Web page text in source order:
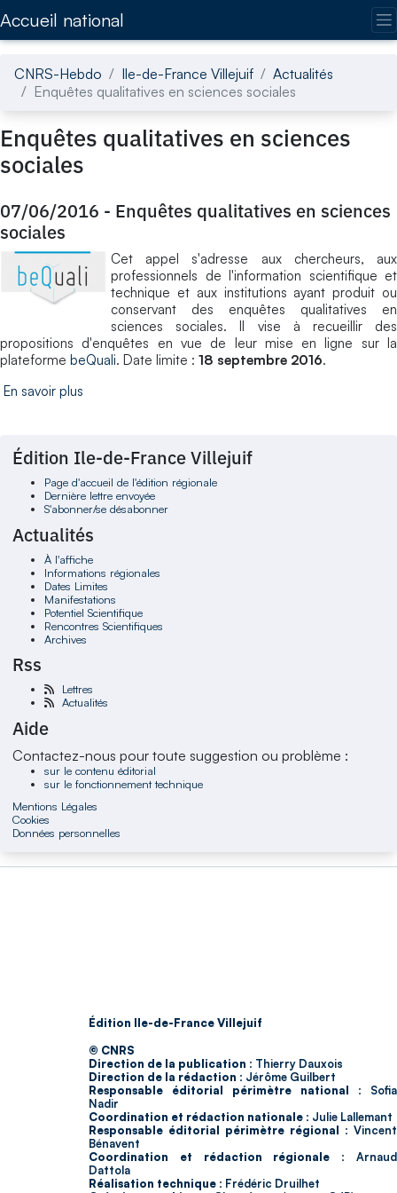
Accueil national
CNRS-Hebdo Ile-de-France Villejuif
Actualités
Enquêtes qualitatives en sciences sociales
Enquêtes qualitatives en sciences
sociales
07/06/2016 - Enquêtes qualitatives en sciences
sociales
Cet appel s'adresse aux chercheurs, aux
professionnels de l'information scientifique et
technique et aux institutions ayant produit ou
conservant des enquêtes qualitatives en
sciences sociales. Il vise à recueillir des
propositions d'enquêtes en vue de leur mise en ligne sur la
plateforme beQuali. Date limite : 18 septembre 2016.
En savoir plus
Édition Ile-de-France Villejuif
Page d'accueil de l'édition régionale
Dernière lettre envoyée
S'abonner/se désabonner
Actualités
À l'affiche
Informations régionales
Dates Limites
Manifestations
Potentiel Scientifique
Rencontres Scientifiques
Archives
Rss
Lettres
Actualités
Aide
Contactez-nous pour toute suggestion ou problème :
sur le contenu éditorial
sur le fonctionnement technique
Mentions Légales
Cookies
Données personnelles
Édition Ile-de-France Villejuif
© CNRS
Direction de la publication : Thierry Dauxois
Direction de la rédaction : Jérôme Guilbert
Responsable éditorial périmètre national : Sofia
Nadir
Coordination et rédaction nationale : Julie Lallemant
Responsable éditorial périmètre régional : Vincent
Bénavent
Coordination et rédaction régionale : Arnaud
Dattola
Réalisation technique : Frédéric Druilhet